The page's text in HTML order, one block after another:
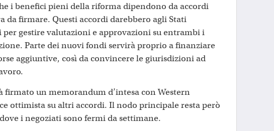
i benefici pieni della riforma dipendono da accordi
da firmare. Questi accordi darebbero agli Stati
gestire valutazioni e approvazioni su entrambi i
Parte dei nuovi fondi servirà proprio a finanziare
aggiuntive, così da convincere le giurisdizioni ad
firmato un memorandum d’intesa con Western
ottimista su altri accordi. Il nodo principale resta però
i negoziati sono fermi da settimane.